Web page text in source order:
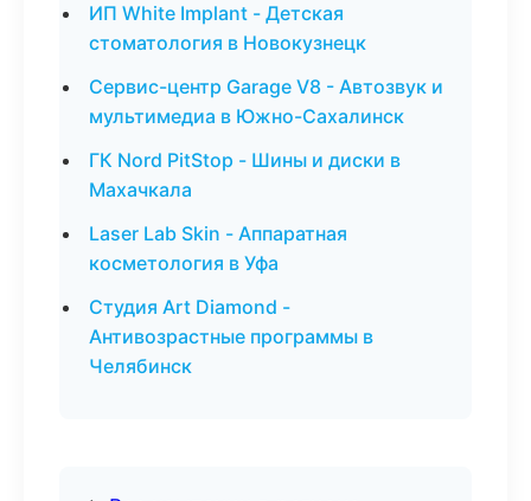
ИП White Implant - Детская
стоматология в Новокузнецк
Сервис-центр Garage V8 - Автозвук и
мультимедиа в Южно-Сахалинск
ГК Nord PitStop - Шины и диски в
Махачкала
Laser Lab Skin - Аппаратная
косметология в Уфа
Студия Art Diamond -
Антивозрастные программы в
Челябинск